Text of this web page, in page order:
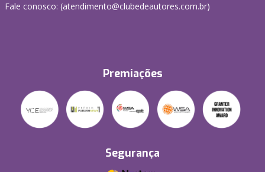
Fale conosco: (atendimento@clubedeautores.com.br)
Premiações
Segurança